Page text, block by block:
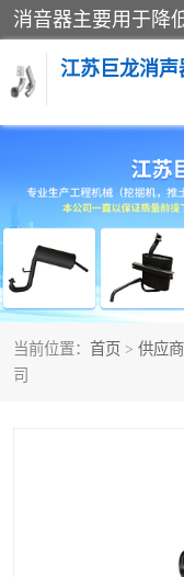
江苏巨龙消声
当前位置： 首页 > 供应
司
消声器